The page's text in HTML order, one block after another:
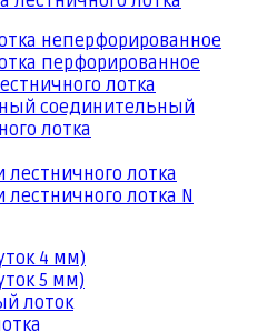
неперфорированное
перфорированное
лотка
соединительный
лотка
лотка
лотка N
4 мм)
5 мм)
лоток